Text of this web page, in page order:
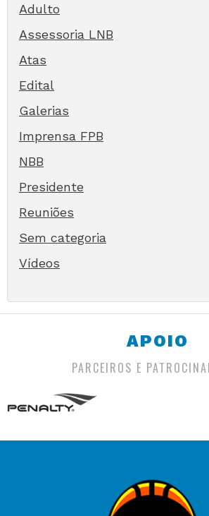
Adulto
Assessoria LNB
Atas
Edital
Galerias
Imprensa FPB
NBB
Presidente
Reuniões
Sem categoria
Vídeos
APOIO
PARCEIROS E